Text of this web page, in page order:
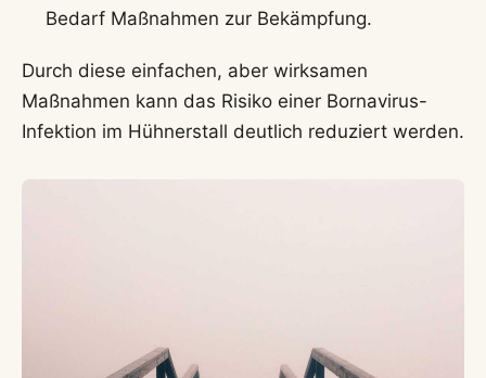
Bedarf Maßnahmen zur Bekämpfung.
Durch diese einfachen, aber wirksamen
Maßnahmen kann das Risiko einer Bornavirus-
Infektion im Hühnerstall deutlich reduziert werden.